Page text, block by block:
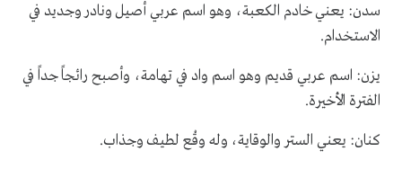
سدن: يعني خادم الكعبة، وهو اسم عربي أصيل ونادر وجديد في
الاستخدام.
يزن: اسم عربي قديم وهو اسم واد في تهامة، وأصبح رائجاً جداً في
الفترة الأخيرة.
كنان: يعني الستر والوقاية، وله وقْع لطيف وجذاب.